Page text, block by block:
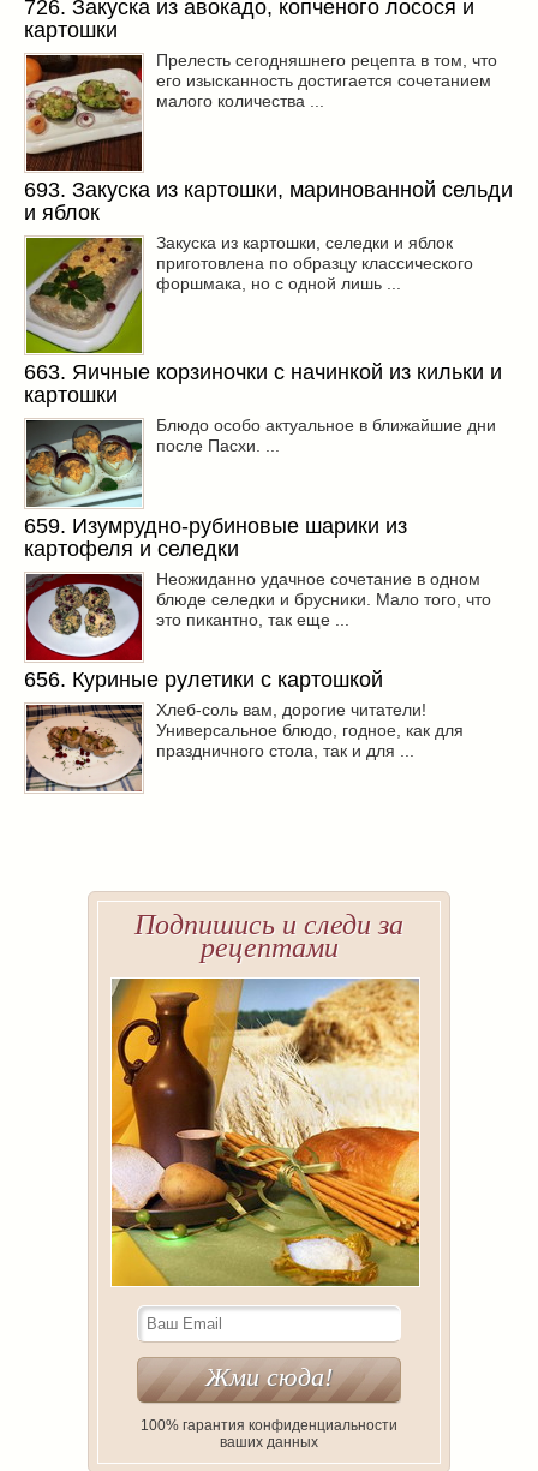
726. Закуска из авокадо, копченого лосося и
картошки
Прелесть сегодняшнего рецепта в том, что
его изысканность достигается сочетанием
малого количества ...
693. Закуска из картошки, маринованной сельди
и яблок
Закуска из картошки, селедки и яблок
приготовлена по образцу классического
форшмака, но с одной лишь ...
663. Яичные корзиночки с начинкой из кильки и
картошки
Блюдо особо актуальное в ближайшие дни
после Пасхи. ...
659. Изумрудно-рубиновые шарики из
картофеля и селедки
Неожиданно удачное сочетание в одном
блюде селедки и брусники. Мало того, что
это пикантно, так еще ...
656. Куриные рулетики с картошкой
Хлеб-соль вам, дорогие читатели!
Универсальное блюдо, годное, как для
праздничного стола, так и для ...
Подпишись и следи за
рецептами
100% гарантия конфиденциальности
ваших данных